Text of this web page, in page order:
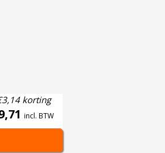
korting
incl. BTW